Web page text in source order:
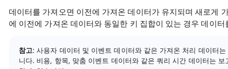
데이터를 가져오면 이전에 가져온 데이터가 유지되며 새로게
에 이전에 가져온 데이터와 동일한 키 집합이 있는 경우 데이터
참고: 사용자 데이터 및 이벤트 데이터와 같은 가져온 처리 데이터
니다. 비용, 항목, 맞춤 이벤트 데이터와 같은 쿼리 시간 데이터는